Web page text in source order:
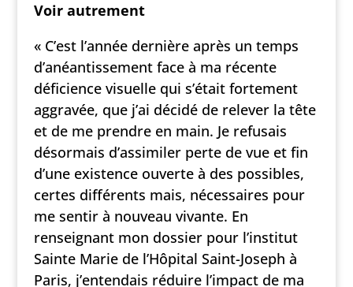
Voir autrement
« C’est l’année dernière après un temps
d’anéantissement face à ma récente
déficience visuelle qui s’était fortement
aggravée, que j’ai décidé de relever la tête
et de me prendre en main. Je refusais
désormais d’assimiler perte de vue et fin
d’une existence ouverte à des possibles,
certes différents mais, nécessaires pour
me sentir à nouveau vivante. En
renseignant mon dossier pour l’institut
Sainte Marie de l’Hôpital Saint-Joseph à
Paris, j’entendais réduire l’impact de ma